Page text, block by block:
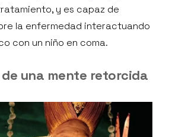
y es capaz de
la enfermedad interactuando
con un niño en coma.
una mente retorcida